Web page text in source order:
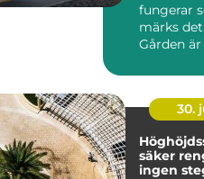
fungerar
märks
Gården
känns t...
30.
säker
ingen